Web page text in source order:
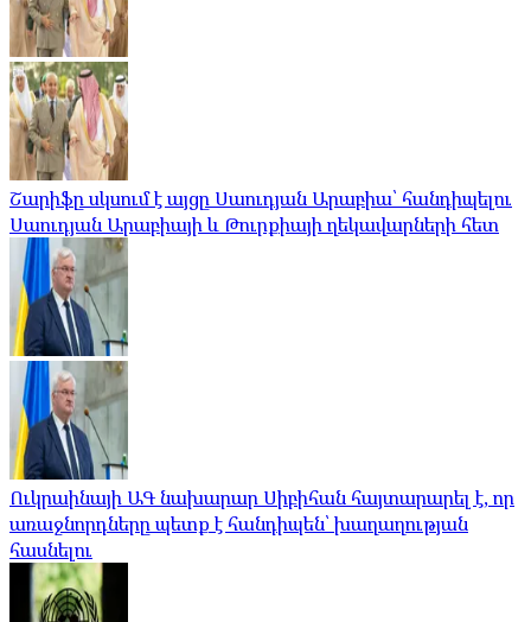
Շարիֆը սկսում է այցը Սաուդյան Արաբիա՝ հանդիպելու
Սաուդյան Արաբիայի և Թուրքիայի ղեկավարների հետ
Ուկրաինայի ԱԳ նախարար Սիբիհան հայտարարել է, որ
առաջնորդները պետք է հանդիպեն՝ խաղաղության
հասնելու